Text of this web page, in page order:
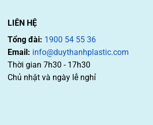
LIÊN HỆ
Tổng đài: 1900 54 55 36
Email: info@duythanhplastic.com
Thời gian 7h30 - 17h30
Chủ nhật và ngày lễ nghỉ